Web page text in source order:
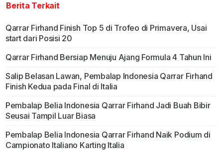
Berita Terkait
Qarrar Firhand Finish Top 5 di Trofeo di Primavera, Usai
start dari Posisi 20
Qarrar Firhand Bersiap Menuju Ajang Formula 4 Tahun Ini
Salip Belasan Lawan, Pembalap Indonesia Qarrar Firhand
Finish Kedua pada Final di Italia
Pembalap Belia Indonesia Qarrar Firhand Jadi Buah Bibir
Seusai Tampil Luar Biasa
Pembalap Belia Indonesia Qarrar Firhand Naik Podium di
Campionato Italiano Karting Italia